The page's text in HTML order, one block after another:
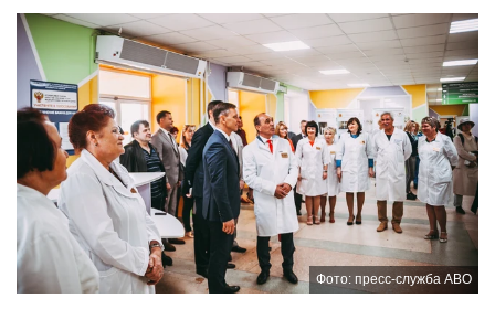
Фото: пресс-служба АВО